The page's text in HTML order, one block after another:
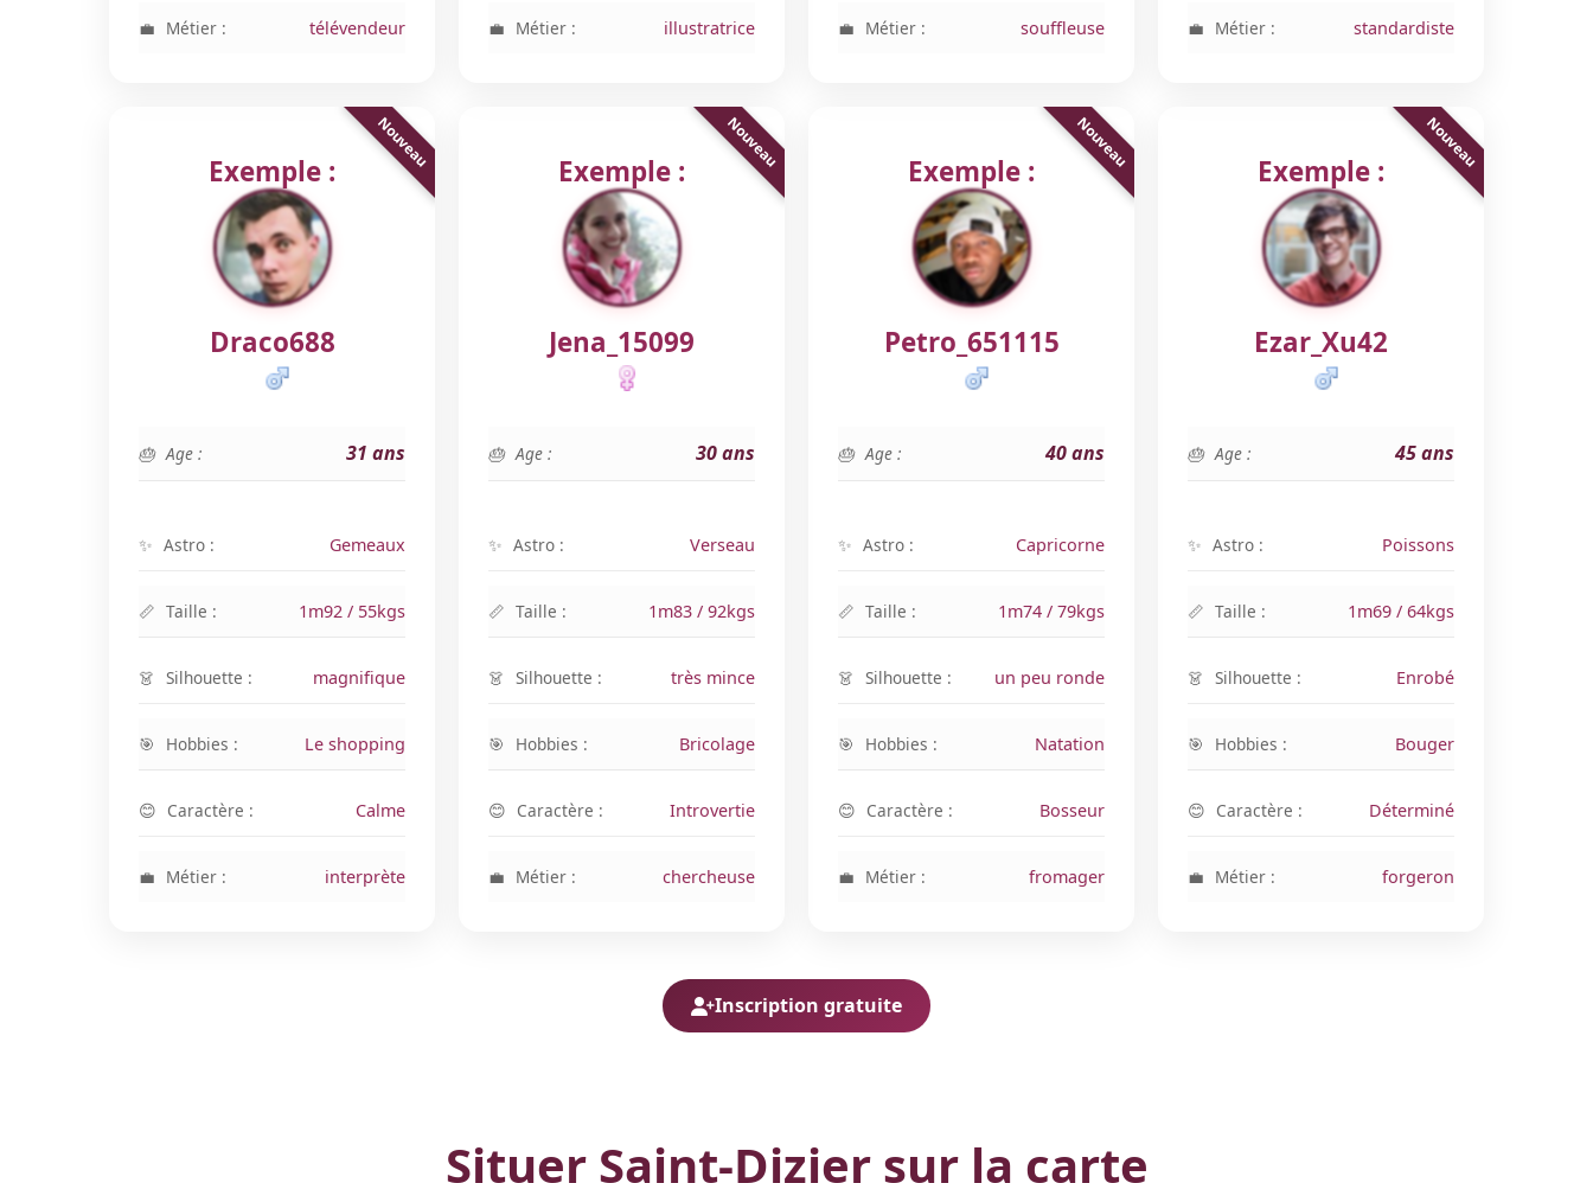
Métier : télévendeur Métier : illustratrice Métier : souffleuse Métier : standardiste
Exemple :
Draco688
Age : 31 ans
Astro : Gemeaux
Taille : 1m92 / 55kgs
Silhouette : magnifique
Hobbies : Le shopping
Caractère : Calme
Métier : interprète
Exemple :
Jena_15099
Age : 30 ans
Astro : Verseau
Taille : 1m83 / 92kgs
Silhouette : très mince
Hobbies : Bricolage
Caractère : Introvertie
Métier : chercheuse
Exemple :
Petro_651115
Age : 40 ans
Astro : Capricorne
Taille : 1m74 / 79kgs
Silhouette : un peu ronde
Hobbies : Natation
Caractère : Bosseur
Métier : fromager
Exemple :
Ezar_Xu42
Age : 45 ans
Astro : Poissons
Taille : 1m69 / 64kgs
Silhouette : Enrobé
Hobbies : Bouger
Caractère : Déterminé
Métier : forgeron
Inscription gratuite
Situer Saint-Dizier sur la carte